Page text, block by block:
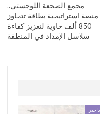
مجمع الصجعة اللوجستي..
منصة استراتيجية بطاقة تتجاوز
850 ألف حاوية لتعزيز كفاءة
سلاسل الإمداد في المنطقة
يا خبر